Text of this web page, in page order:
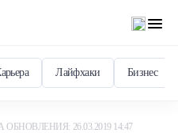
Лайфхаки Бизнес
ОБНОВЛЕНИЯ: 26.03.2019 14:47